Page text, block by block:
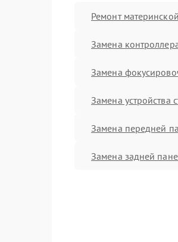
Ремонт
Замена
Замена
Замена устройства
Замена передней
Замена задней